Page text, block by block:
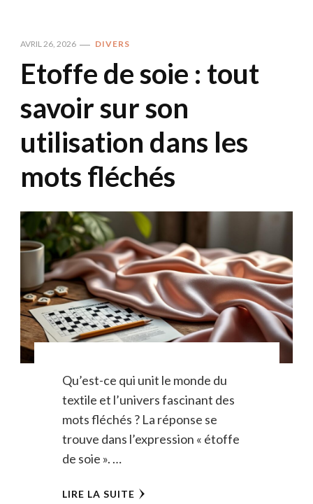
AVRIL 26, 2026 DIVERS
Etoffe de soie : tout
savoir sur son
utilisation dans les
mots fléchés
Qu’est-ce qui unit le monde du
textile et l’univers fascinant des
mots fléchés ? La réponse se
trouve dans l’expression « étoffe
de soie ». …
LIRE LA SUITE